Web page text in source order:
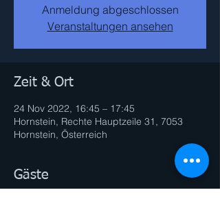
Anmeldung abgeschlossen
Veranstaltungen ansehen
Zeit & Ort
24 Nov 2022, 16:45 – 17:45
Hornstein, Rechte Hauptzeile 31, 7053
Hornstein, Österreich
Gäste